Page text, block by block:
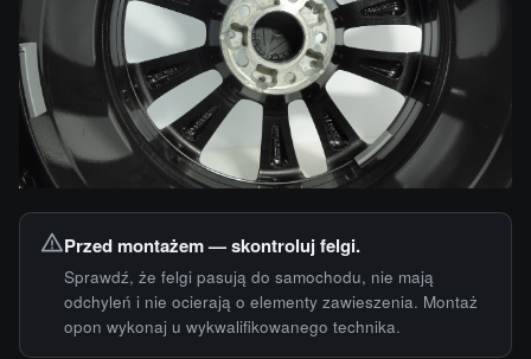
Przed montażem — skontroluj felgi.
Sprawdź, że felgi pasują do samochodu, nie mają
odchyleń i nie ocierają o elementy zawieszenia. Montaż
opon wykonaj u wykwalifikowanego technika.